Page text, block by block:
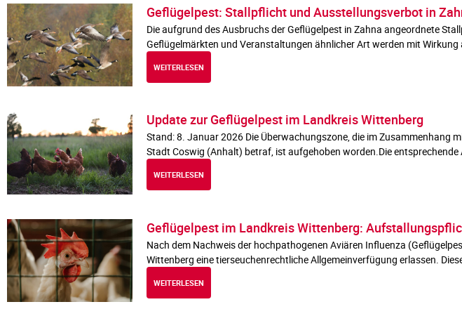
Geflügelpest: Stallpflicht und Ausstellungsverbot in
Die aufgrund des Ausbruchs der Geflügelpest in Zahna angeordnete
Geflügelmärkten und Veranstaltungen ähnlicher Art werden mit
WEITERLESEN
Update zur Geflügelpest im Landkreis Wittenberg
Stand: 8. Januar 2026 Die Überwachungszone, die im Zusammenhang
Stadt Coswig (Anhalt) betraf, ist aufgehoben worden.Die
WEITERLESEN
Geflügelpest im Landkreis Wittenberg:
Nach dem Nachweis der hochpathogenen Aviären Influenza
Wittenberg eine tierseuchenrechtliche Allgemeinverfügung erlassen.
WEITERLESEN